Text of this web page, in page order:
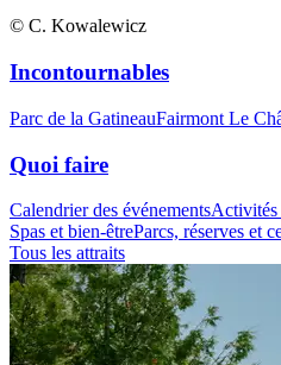
© C. Kowalewicz
Incontournables
Parc de la GatineauFairmont Le
Quoi faire
Calendrier des événementsActivités
Spas et bien-êtreParcs, réserves et
Tous les attraits